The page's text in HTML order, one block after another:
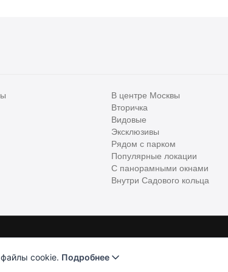
В центре Москвы
Вторичка
Видовые
Эксклюзивы
Рядом с парком
Популярные локации
С панорамными окнами
Внутри Садового кольца
вы принимаете
Лицензионное соглашение
cookie. Подробнее